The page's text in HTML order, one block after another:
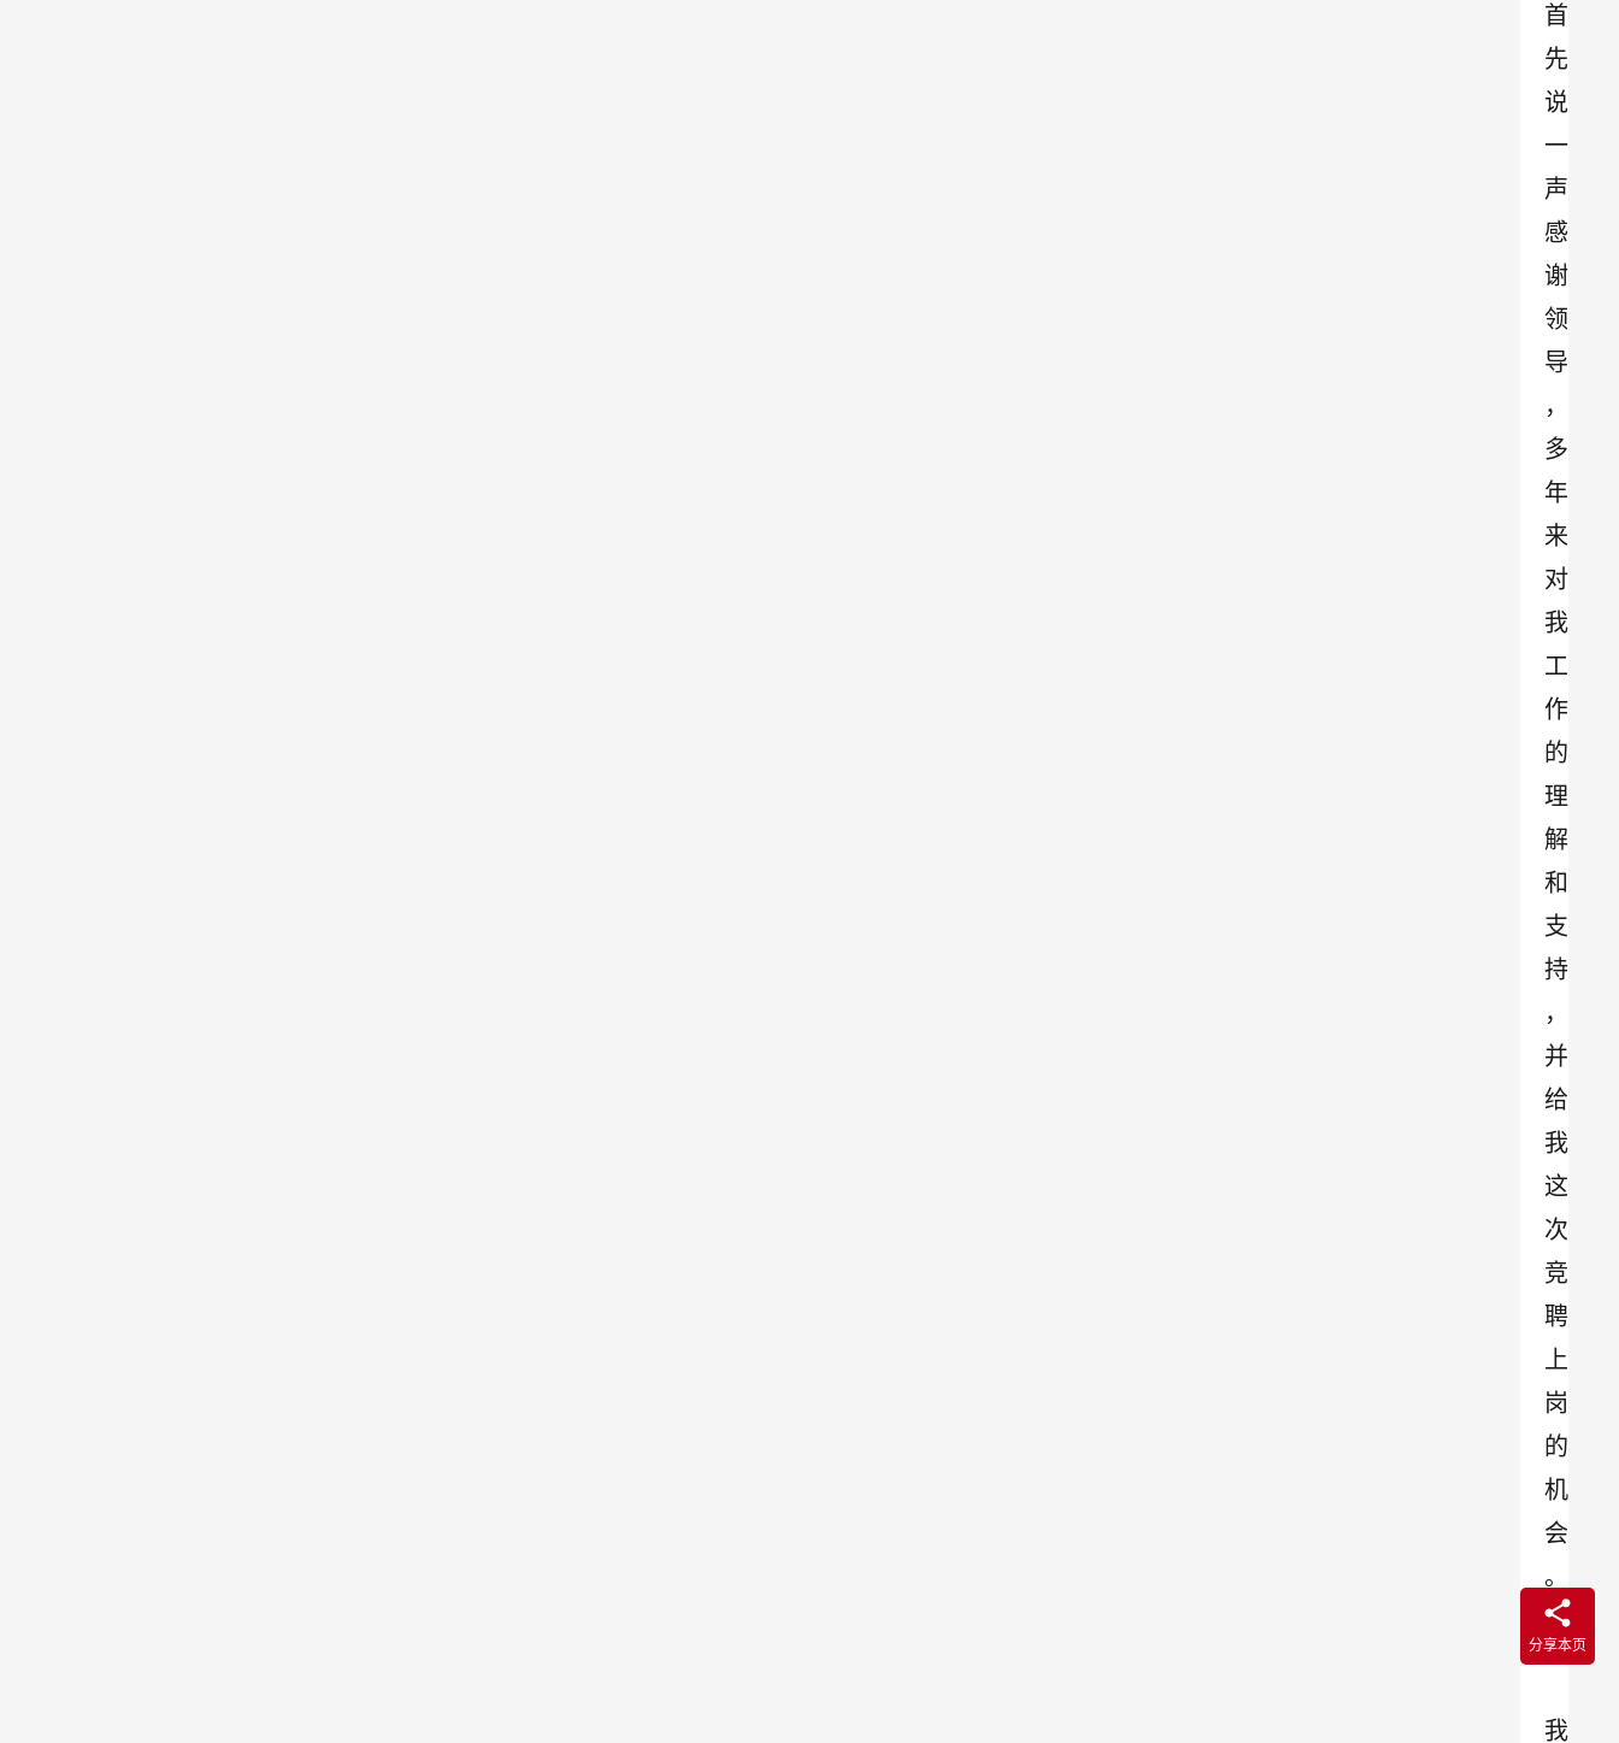
首
先
说
一
声
感
谢
领
导
，
多
年
来
对
我
工
作
的
理
解
和
支
持
，
并
给
我
这
次
竞
聘
上
岗
的
机
会
。
我
分享本页